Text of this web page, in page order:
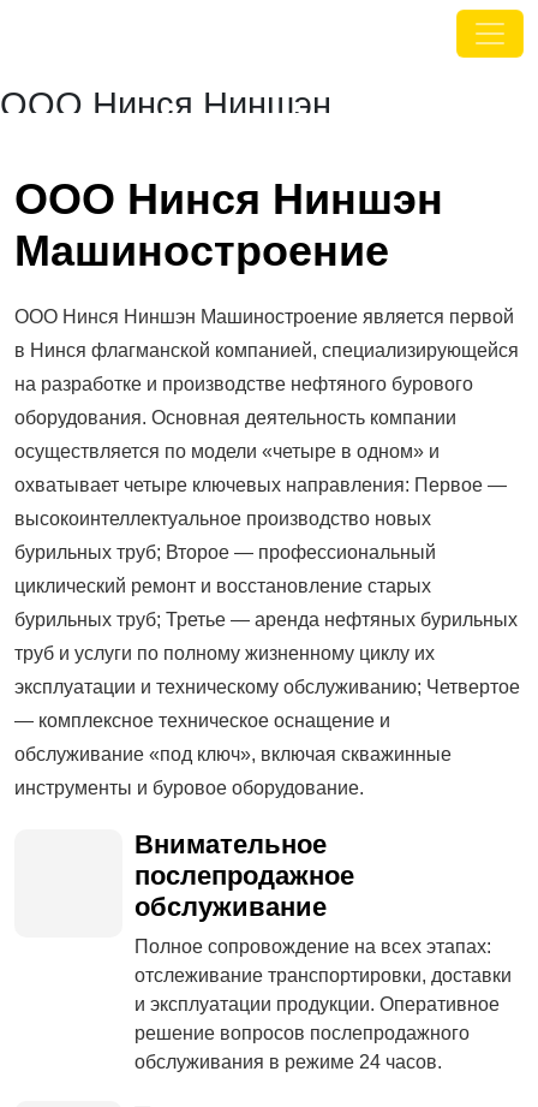
ООО Нинся Ниншэн
ООО Нинся Ниншэн
Машиностроение
ООО Нинся Ниншэн Машиностроение является
первой в Нинся флагманской компанией,
специализирующейся на разработке и
производстве нефтяного бурового
оборудования. Основная деятельность компании
осуществляется по модели «четыре в одном» и
охватывает четыре ключевых направления:
Первое — высокоинтеллектуальное
производство новых бурильных труб; Второе —
профессиональный циклический ремонт и
восстановление старых бурильных труб; Третье —
аренда нефтяных бурильных труб и услуги по
полному жизненному циклу их эксплуатации и
техническому обслуживанию; Четвертое —
комплексное техническое оснащение и
обслуживание «под ключ», включая скважинные
инструменты и буровое оборудование.